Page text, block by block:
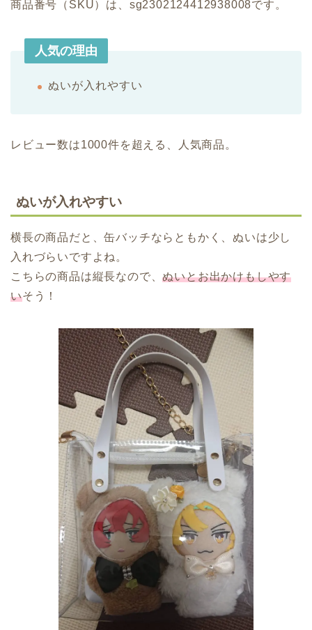
商品番号（SKU）は、sg2302124412938008です。
人気の理由
ぬいが入れやすい
レビュー数は1000件を超える、人気商品。
ぬいが入れやすい
横長の商品だと、缶バッチならともかく、ぬいは少し
入れづらいですよね。
こちらの商品は縦長なので、ぬいとお出かけもしやす
いそう！